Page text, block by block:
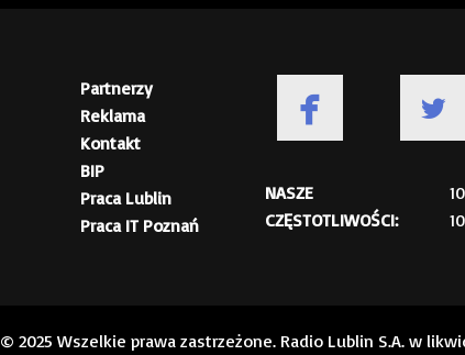
Partnerzy
Reklama
Kontakt
BIP
Praca Lublin
Praca IT Poznań
NASZE
CZĘSTOTLIWOŚCI:
© 2025 Wszelkie prawa zastrzeżone. Radio Lublin S.A. w